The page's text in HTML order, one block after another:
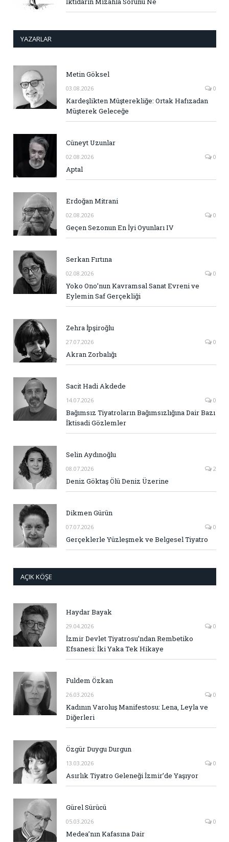
YAZARLAR
Metin Göksel
03.08.2026 0
Kardeşlikten Müşterekliğe: Ortak Hafızadan
Müşterek Geleceğe
Cüneyt Uzunlar
02.08.2026 0
Aptal
Erdoğan Mitrani
02.08.2026 0
Geçen Sezonun En İyi Oyunları IV
Serkan Fırtına
02.08.2026 0
Yoko Ono’nun Kavramsal Sanat Evreni ve
Eylemin Saf Gerçekliği
Zehra İpşiroğlu
27.07.2026 0
Akran Zorbalığı
Sacit Hadi Akdede
14.07.2026 0
Bağımsız Tiyatroların Bağımsızlığına Dair Bazı
İktisadi Gözlemler
Selin Aydınoğlu
08.07.2026 2
Deniz Göktaş Ölü Deniz Üzerine
Dikmen Gürün
07.07.2026 0
Gerçeklerle Yüzleşmek ve Belgesel Tiyatro
AÇIK KÖŞE
Haydar Bayak
29.04.2026 0
İzmir Devlet Tiyatrosu’ndan Rembetiko
Efsanesi: İki Yaka Tek Hikaye
Fuldem Özkan
26.03.2026 0
Kadının Varoluş Manifestosu: Lena, Leyla ve
Diğerleri
Özgür Duygu Durgun
13.03.2026 0
Asırlık Tiyatro Geleneği İzmir’de Yaşıyor
Gürel Sürücü
05.03.2026 0
Medea’nın Kafasına Dair